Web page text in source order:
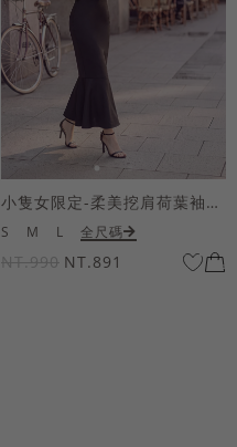
小隻女限定-柔美挖肩荷葉袖魚尾長洋裝
S M L 全尺碼
NT.990 NT.891